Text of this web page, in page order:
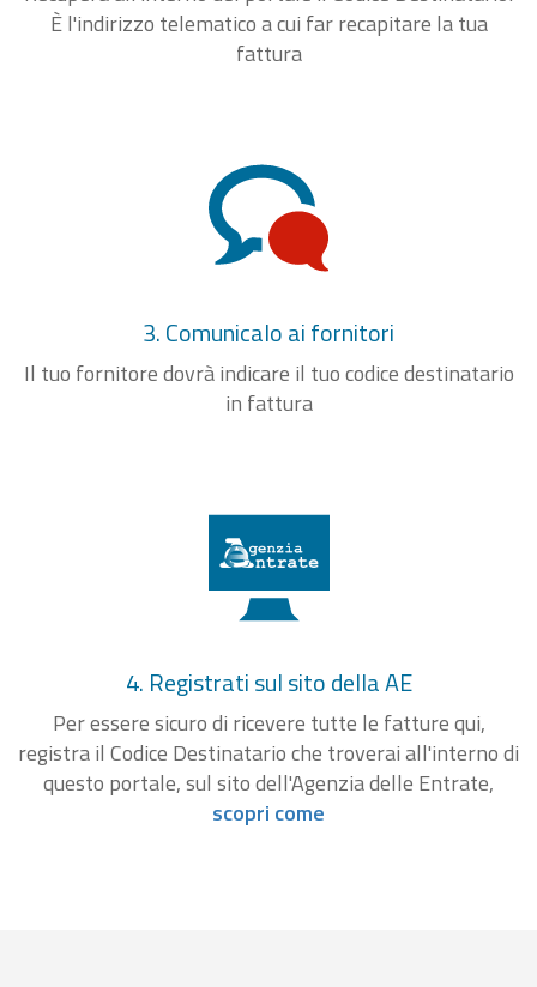
È l'indirizzo telematico a cui far recapitare la tua
fattura
3. Comunicalo ai fornitori
Il tuo fornitore dovrà indicare il tuo codice destinatario
in fattura
4. Registrati sul sito della AE
Per essere sicuro di ricevere tutte le fatture qui,
registra il Codice Destinatario che troverai all'interno di
questo portale, sul sito dell'Agenzia delle Entrate,
scopri come